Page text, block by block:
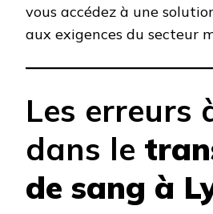
vous accédez à une
aux exigences du secteur
Les erreurs
dans le
de sang à